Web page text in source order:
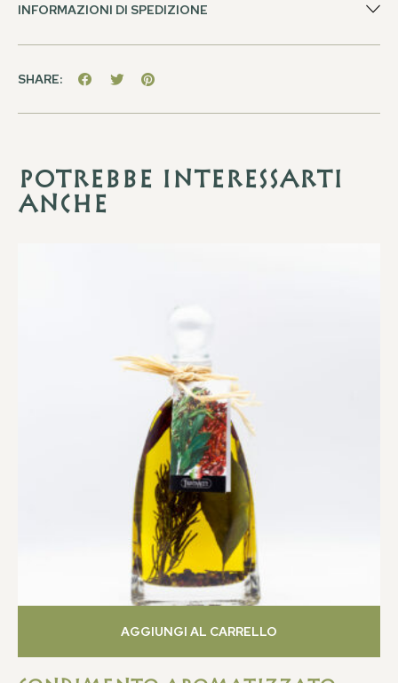
INFORMAZIONI DI SPEDIZIONE
SHARE:
Potrebbe interessarti
anche
AGGIUNGI AL CARRELLO